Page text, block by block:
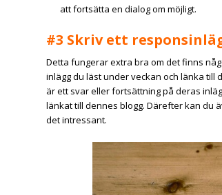
att fortsätta en dialog om möjligt.
#3 Skriv ett
Detta fungerar extra bra om det finns
inlägg du läst under veckan och länka till
är ett svar eller fortsättning på deras
länkat till dennes blogg. Därefter kan du
det intressant.